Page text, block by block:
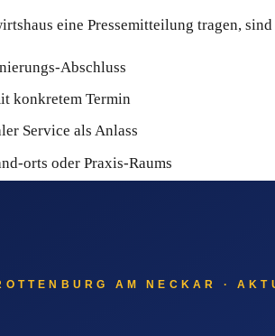
eine Pressemitteilung tragen,
Abschluss
konkretem Termin
Service als Anlass
orts oder Praxis-Raums
von Google zu KI-